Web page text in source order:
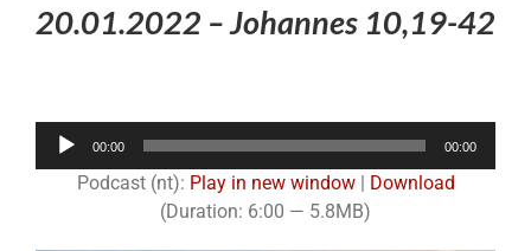
20.01.2022 – Johannes 10,19-42
00:00 00:00
Podcast (nt): Play in new window| Download
(Duration: 6:00 — 5.8MB)